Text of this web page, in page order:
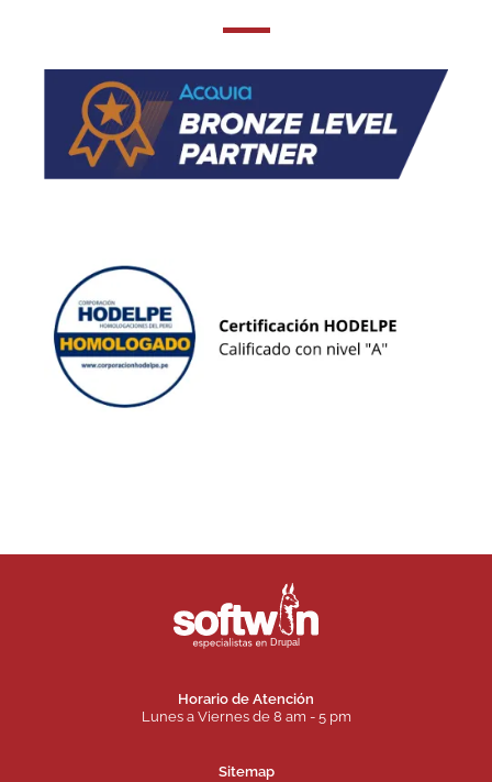
Horario de Atención
Lunes a Viernes de 8 am - 5 pm
Sitemap